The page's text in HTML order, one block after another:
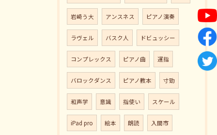
岩崎う大 アンスネス ピアノ演奏
ラヴェル バスク人 ドビュッシー
コンプレックス ピアノ曲 運指
バロックダンス ピアノ教本 寸勁
和声学 意識 指使い スケール
iPad pro 絵本 朗読 入間市